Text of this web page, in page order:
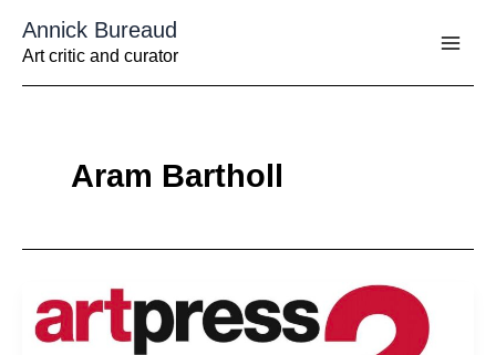
contenu
Annick Bureaud
Art critic and curator
Aram Bartholl